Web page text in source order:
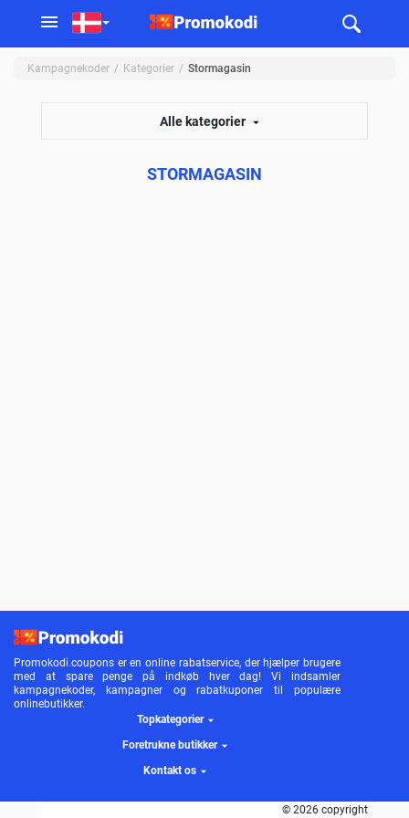
Kampagnekoder Kategorier Stormagasin
Alle kategorier
STORMAGASIN
Promokodi.coupons er en online rabatservice, der hjælper brugere
med at spare penge på indkøb hver dag! Vi indsamler
kampagnekoder, kampagner og rabatkuponer til populære
onlinebutikker.
Topkategorier
Foretrukne butikker
Kontakt os
© 2026 copyright